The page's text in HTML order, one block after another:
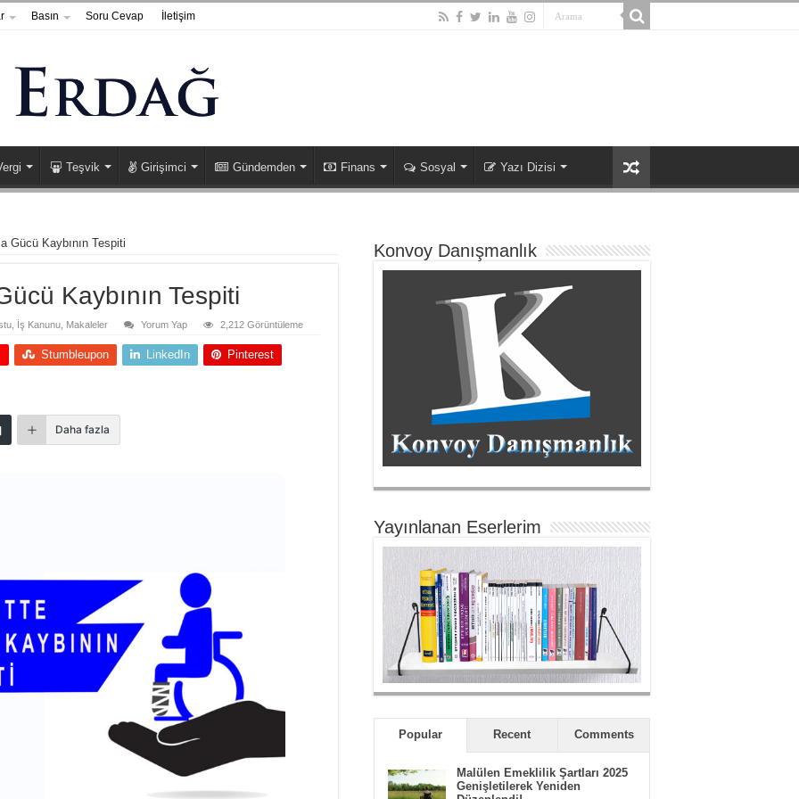
Basın Soru Cevap İletişim
Teşvik Girişimci Gündemden Finans Sosyal Yazı Dizisi
Gücü Kaybının Tespiti
Kaybının Tespiti
İş Kanunu Makaleler Yorum Yap 2,212 Görüntüleme
Stumbleupon LinkedIn Pinterest
Daha fazla
Konvoy Danışmanlık
Yayınlanan Eserlerim
Popular Recent Comments
Malülen Emeklilik Şartları 2025
Genişletilerek Yeniden